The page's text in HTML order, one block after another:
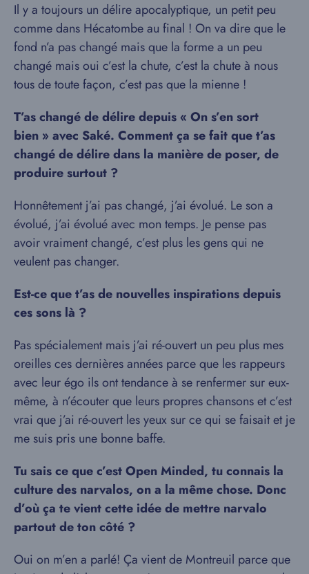
Il y a toujours un délire apocalyptique, un petit peu
comme dans Hécatombe au final ! On va dire que le
fond n’a pas changé mais que la forme a un peu
changé mais oui c’est la chute, c’est la chute à nous
tous de toute façon, c’est pas que la mienne !
T’as changé de délire depuis « On s’en sort
bien » avec Saké. Comment ça se fait que t’as
changé de délire dans la manière de poser, de
produire surtout ?
Honnêtement j’ai pas changé, j’ai évolué. Le son a
évolué, j’ai évolué avec mon temps. Je pense pas
avoir vraiment changé, c’est plus les gens qui ne
veulent pas changer.
Est-ce que t’as de nouvelles inspirations depuis
ces sons là ?
Pas spécialement mais j’ai ré-ouvert un peu plus mes
oreilles ces dernières années parce que les rappeurs
avec leur égo ils ont tendance à se renfermer sur eux-
même, à n’écouter que leurs propres chansons et c’est
vrai que j’ai ré-ouvert les yeux sur ce qui se faisait et je
me suis pris une bonne baffe.
Tu sais ce que c’est Open Minded, tu connais la
culture des narvalos, on a la même chose. Donc
d’où ça te vient cette idée de mettre narvalo
partout de ton côté ?
Oui on m’en a parlé! Ça vient de Montreuil parce que